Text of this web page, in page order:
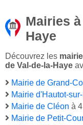
Mairies
Haye
Découvrez les
de Val-de-la-Haye
Mairie de Grand-
Mairie d'Hautot-
Mairie de Cléon à
Mairie de Petit-